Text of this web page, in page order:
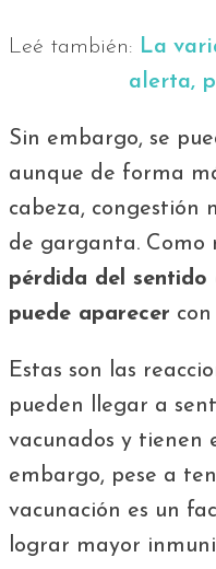
Leé también: La
alerta,
Sin embargo, se
aunque de forma
cabeza, congestión
de garganta. Como
pérdida del
puede aparecer
Estas son las
pueden llegar a
vacunados y tienen
embargo, pese a
vacunación es un
lograr mayor